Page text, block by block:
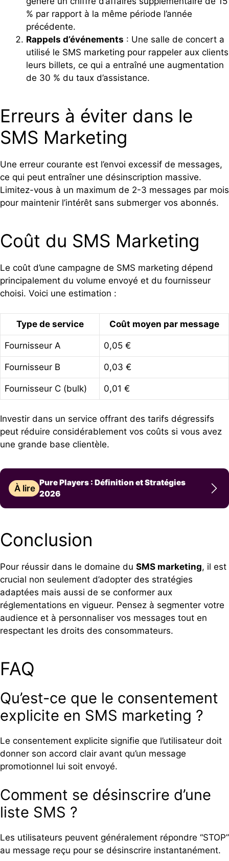
% par rapport à la même période l’année
précédente.
Rappels d’événements : Une salle de concert a
utilisé le SMS marketing pour rappeler aux clients
leurs billets, ce qui a entraîné une augmentation
de 30 % du taux d’assistance.
Erreurs à éviter dans le
SMS Marketing
Une erreur courante est l’envoi excessif de messages,
ce qui peut entraîner une désinscription massive.
Limitez-vous à un maximum de 2-3 messages par mois
pour maintenir l’intérêt sans submerger vos abonnés.
Coût du SMS Marketing
Le coût d’une campagne de SMS marketing dépend
principalement du volume envoyé et du fournisseur
choisi. Voici une estimation :
Type de service Coût moyen par message
Fournisseur A 0,05 €
Fournisseur B 0,03 €
Fournisseur C (bulk) 0,01 €
Investir dans un service offrant des tarifs dégressifs
peut réduire considérablement vos coûts si vous avez
une grande base clientèle.
À lire
Pure Players : Définition et Stratégies
2026
Conclusion
Pour réussir dans le domaine du SMS marketing, il est
crucial non seulement d’adopter des stratégies
adaptées mais aussi de se conformer aux
réglementations en vigueur. Pensez à segmenter votre
audience et à personnaliser vos messages tout en
respectant les droits des consommateurs.
FAQ
Qu’est-ce que le consentement
explicite en SMS marketing ?
Le consentement explicite signifie que l’utilisateur doit
donner son accord clair avant qu’un message
promotionnel lui soit envoyé.
Comment se désinscrire d’une
liste SMS ?
Les utilisateurs peuvent généralement répondre “STOP”
au message reçu pour se désinscrire instantanément.